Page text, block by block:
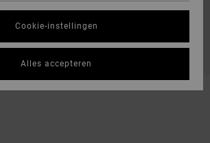
Cookie-instellingen
Alles accepteren